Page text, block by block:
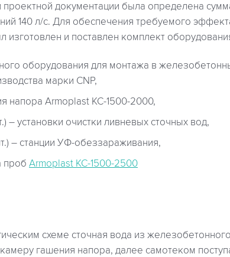
проектной документации была определена
140 л/с. Для обеспечения требуемого
изготовлен и поставлен комплект
оборудования для монтажа в
марки CNP,
напора Armoplast КС-1500-2000,
– установки очистки ливневых сточных вод,
– станции УФ-обеззараживания,
проб Armoplast КС-1500-2500
схеме сточная вода из
гашения напора, далее самотеком